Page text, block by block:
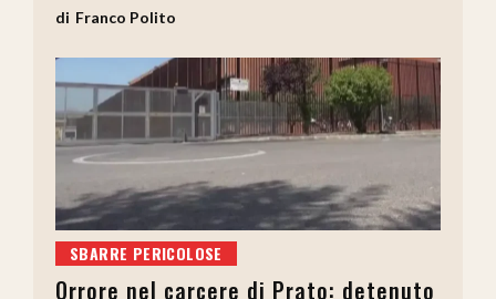
Franco Polito
SBARRE PERICOLOSE
Orrore nel carcere di Prato: detenuto